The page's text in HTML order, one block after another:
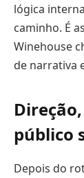
lógica
caminho. É
Winehouse
de narrativa
público
Depois do